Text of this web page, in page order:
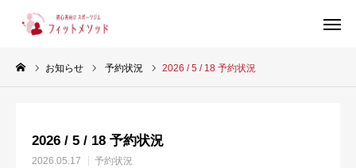
お知らせ 予約状況 2026 / 5 / 18 予約状況
2026 / 5 / 18 予約状況
2026.05.17 予約状況
当ジムについて